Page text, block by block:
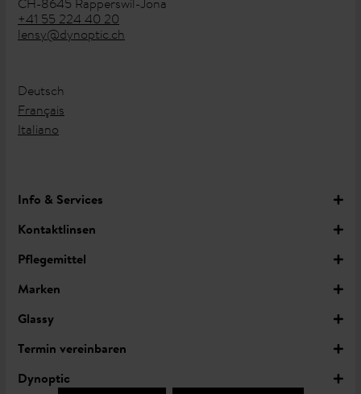
+41 55 224 40 20
lensy@dynoptic.ch
Deutsch
Français
Italiano
Info & Services
Kontaktlinsen
Pflegemittel
Marken
Glassy
Termin vereinbaren
Dynoptic